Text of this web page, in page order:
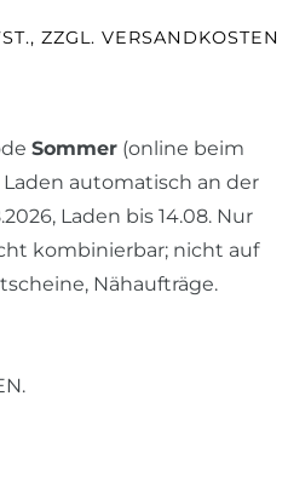
ZZGL. VERSANDKOSTEN
Sommer (online beim
automatisch an der
Laden bis 14.08. Nur
kombinierbar; nicht auf
Nähaufträge.